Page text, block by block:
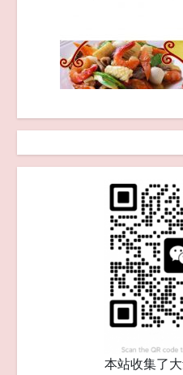
品中污
本站收集了